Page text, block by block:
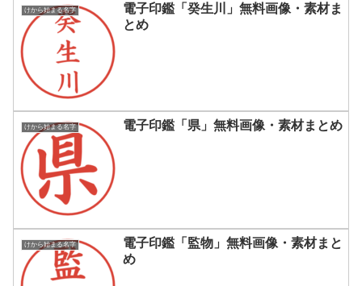
けから始まる名字
電子印鑑「癸生川」無料画像・素材ま
とめ
けから始まる名字 電子印鑑「県」無料画像・素材まとめ
けから始まる名字
電子印鑑「監物」無料画像・素材まと
め